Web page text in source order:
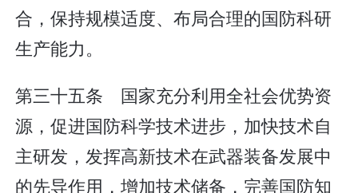
合，保持规模适度、布局合理的国防科研
生产能力。
第三十五条 国家充分利用全社会优势资
源，促进国防科学技术进步，加快技术自
主研发，发挥高新技术在武器装备发展中
的先导作用，增加技术储备，完善国防知